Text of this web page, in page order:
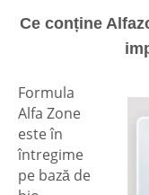
Ce conține
Formula
Alfa Zone
este în
întregime
pe bază de